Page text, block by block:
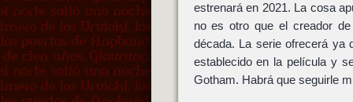
estrenará en 2021. La cosa
no es otro que el creador
década. La serie ofrecerá ya
establecido en la película y
Gotham. Habrá que seguirle